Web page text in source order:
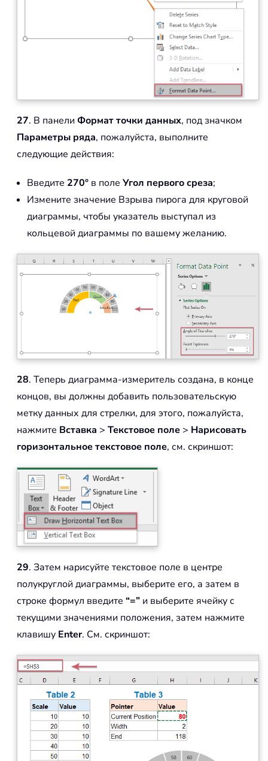
27. В панели Формат точки данных, под значком
Параметры ряда, пожалуйста, выполните
следующие действия:
Введите 270° в поле Угол первого среза;
Измените значение Взрыва пирога для круговой
диаграммы, чтобы указатель выступал из
кольцевой диаграммы по вашему желанию.
28. Теперь диаграмма-измеритель создана, в конце
концов, вы должны добавить пользовательскую
метку данных для стрелки, для этого, пожалуйста,
нажмите Вставка > Текстовое поле > Нарисовать
горизонтальное текстовое поле, см. скриншот:
29. Затем нарисуйте текстовое поле в центре
полукруглой диаграммы, выберите его, а затем в
строке формул введите “=” и выберите ячейку с
текущими значениями положения, затем нажмите
клавишу Enter. См. скриншот: